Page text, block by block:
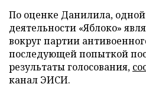
По оценке Данилила,
деятельности «Яблоко»
вокруг партии
последующей попыткой
результаты голосования,
канал ЭИСИ.